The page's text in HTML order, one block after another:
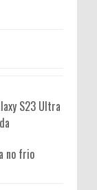
S23 Ultra
no frio